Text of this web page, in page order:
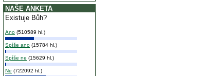
NAŠE ANKETA
Existuje Bůh?
Ano (510589 hl.)
Spíše ano (15784 hl.)
Spíše ne (15629 hl.)
Ne (722092 hl.)